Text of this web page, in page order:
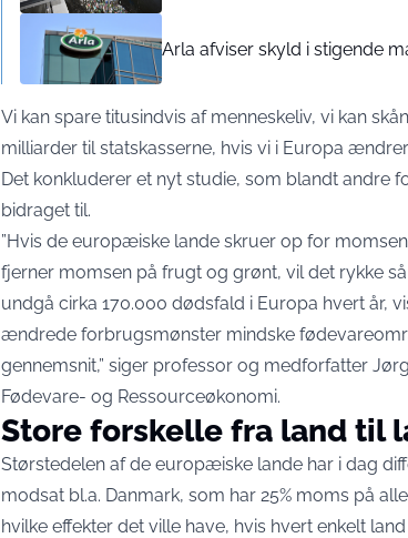
Arla afviser skyld i stigende
Vi kan spare titusindvis af menneskeliv, vi kan
milliarder til statskasserne, hvis vi i Europa
Det konkluderer et nyt studie, som blandt andre
bidraget til.
”Hvis de europæiske lande skruer op for
fjerner momsen på frugt og grønt, vil det rykke
undgå cirka 170.000 dødsfald i Europa hvert år,
ændrede forbrugsmønster mindske
gennemsnit,” siger professor og medforfatter
Fødevare- og Ressourceøkonomi.
Store forskelle fra land til
Størstedelen af de europæiske lande har i dag
modsat bl.a. Danmark, som har 25% moms på
hvilke effekter det ville have, hvis hvert enkelt